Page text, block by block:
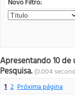
Apresentando 10 de
Pesquisa. (0.004
1 2 Próxima página